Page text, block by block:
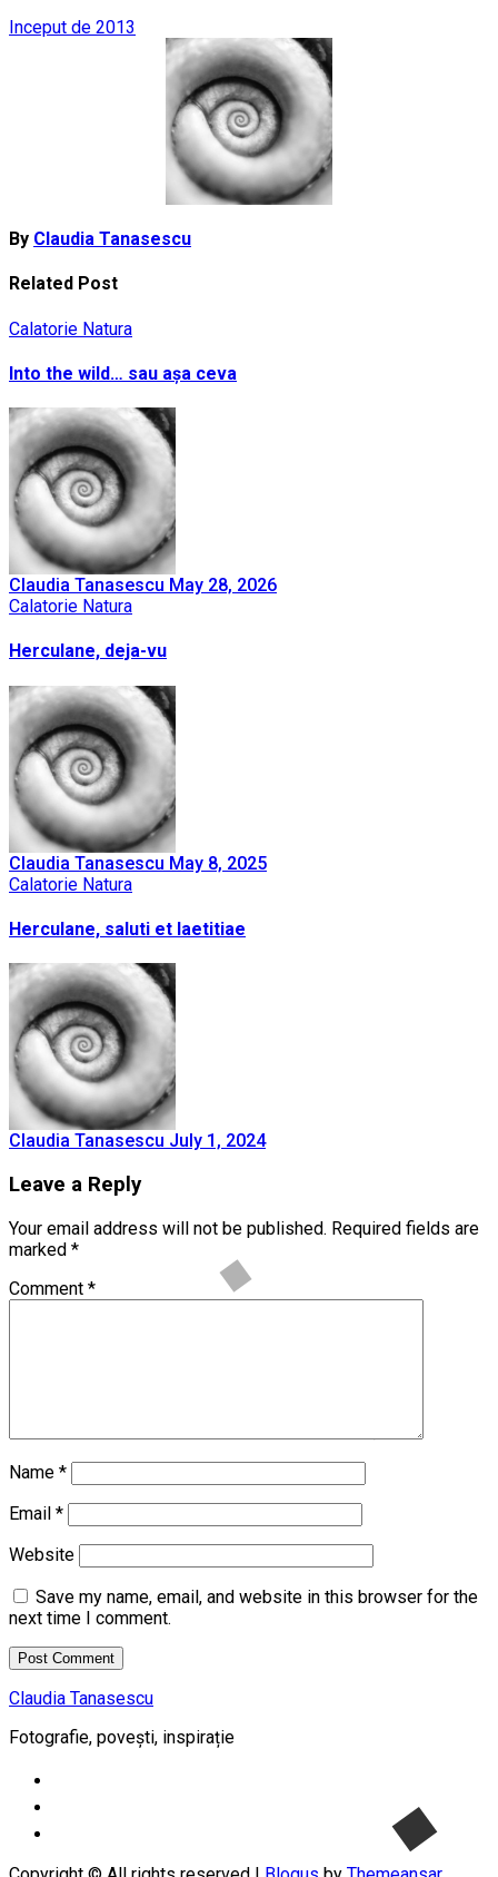
Post
Inceput de 2013
By Claudia Tanasescu
Related Post
Calatorie Natura
Into the wild… sau așa ceva
Claudia Tanasescu May 28, 2026
Calatorie Natura
Herculane, deja-vu
Claudia Tanasescu May 8, 2025
Calatorie Natura
Herculane, saluti et laetitiae
Claudia Tanasescu July 1, 2024
Leave a Reply
Your email address will not be published. Required fields are
marked *
Comment *
Name *
Email *
Website
Save my name, email, and website in this browser for the
next time I comment.
Claudia Tanasescu
Fotografie, povești, inspirație